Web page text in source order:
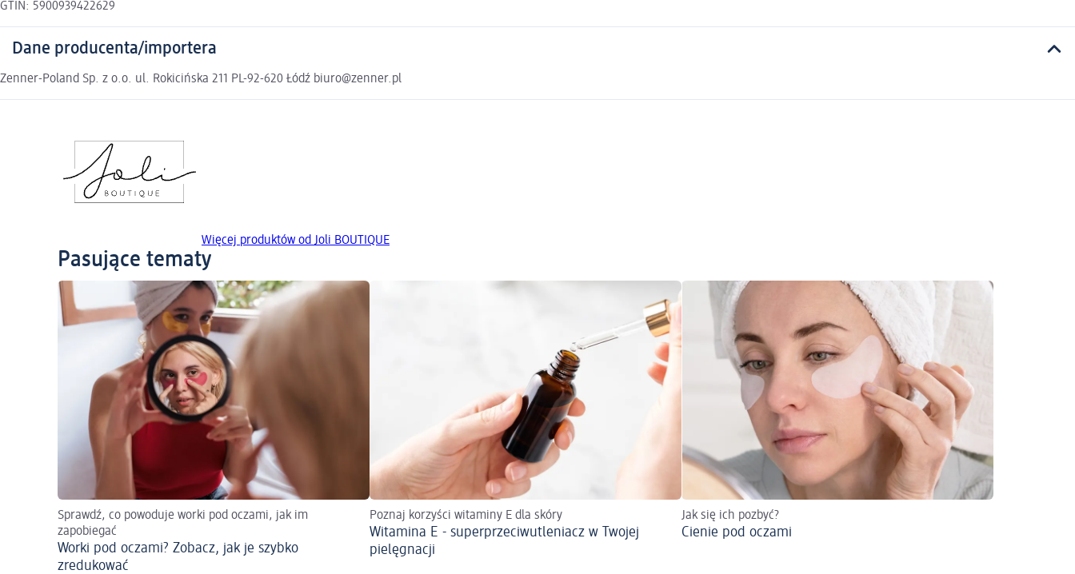
GTIN: 5900939422629
Dane producenta/importera
Zenner-Poland Sp. z o.o. ul. Rokicińska 211 PL-92-620 Łódź biuro@zenner.pl
Więcej produktów od Joli BOUTIQUE
Pasujące tematy
Sprawdź, co powoduje worki pod oczami, jak im
zapobiegać
Worki pod oczami? Zobacz, jak je szybko
zredukować
Poznaj korzyści witaminy E dla skóry
Witamina E - superprzeciwutleniacz w Twojej
pielęgnacji
Jak się ich pozbyć?
Cienie pod oczami